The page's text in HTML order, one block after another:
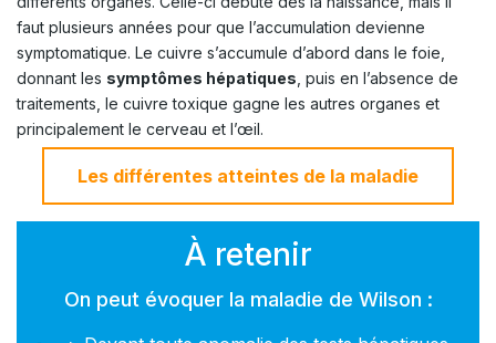
faut plusieurs années pour que l’accumulation devienne
symptomatique. Le cuivre s’accumule d’abord dans le foie,
donnant les symptômes hépatiques , puis en l’absence de
traitements, le cuivre toxique gagne les autres organes et
principalement le cerveau et l’œil.
Les différentes atteintes de la maladie
À retenir
On peut évoquer la maladie de Wilson :